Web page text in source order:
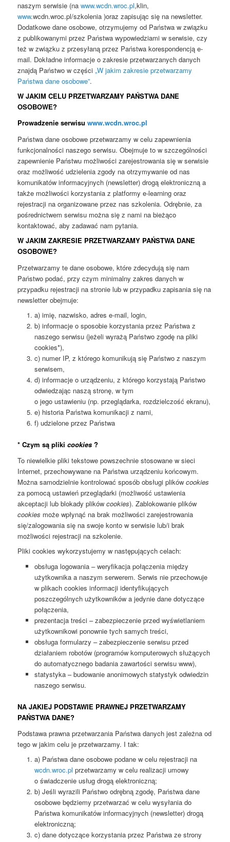
naszym serwisie (nawww.wcdn.wroc.pl,klin,
www.wcdn.wroc.pl/szkolenia )oraz zapisując się na newsletter.
Dodatkowe dane osobowe, otrzymujemy od Państwa w związku
z publikowanymi przez Państwa wypowiedziami w serwisie, czy
też w związku z przesyłaną przez Państwa korespondencją e-
mail. Dokładne informacje o zakresie przetwarzanych danych
znajdą Państwo w części„W jakim zakresie przetwarzamy
Państwa dane osobowe”.
W JAKIM CELU PRZETWARZAMY PAŃSTWA DANE
OSOBOWE?
Prowadzenie serwisuwww.wcdn.wroc.pl
Państwa dane osobowe przetwarzamy w celu zapewnienia
funkcjonalności naszego serwisu. Obejmuje to w szczególności
zapewnienie Państwu możliwości zarejestrowania się w serwisie
oraz możliwość udzielenia zgody na otrzymywanie od nas
komunikatów informacyjnych (newsletter) drogą elektroniczną a
także możliwości korzystania z platformy e-learning oraz
rejestracji na organizowane przez nas szkolenia. Odrębnie, za
pośrednictwem serwisu można się z nami na bieżąco
kontaktować, aby zadawać nam pytania.
W JAKIM ZAKRESIE PRZETWARZAMY PAŃSTWA DANE
OSOBOWE?
Przetwarzamy te dane osobowe, które zdecydują się nam
Państwo podać, przy czym minimalny zakres danych w
przypadku rejestracji na stronie lub w przypadku zapisania się na
newsletter obejmuje:
a) imię, nazwisko, adres e-mail, login,
b) informacje o sposobie korzystania przez Państwa z
naszego serwisu (jeżeli wyrażą Państwo zgodę na pliki
cookies*),
c) numer IP, z którego komunikują się Państwo z naszym
serwisem,
d) informacje o urządzeniu, z którego korzystają Państwo
odwiedzając naszą stronę, w tym
o jego ustawieniu (np. przeglądarka, rozdzielczość ekranu),
e) historia Państwa komunikacji z nami,
f) udzielone przez Państwa
* Czym są plikicookies?
To niewielkie pliki tekstowe powszechnie stosowane w sieci
Internet, przechowywane na Państwa urządzeniu końcowym.
Można samodzielnie kontrolować sposób obsługi plikówcookies
za pomocą ustawień przeglądarki (możliwość ustawienia
akceptacji lub blokady plikówcookies). Zablokowanie plików
cookies może wpłynąć na brak możliwości zarejestrowania
się/zalogowania się na swoje konto w serwisie lub/i brak
możliwości rejestracji na szkolenie.
Pliki cookies wykorzystujemy w następujących celach:
obsługa logowania – weryfikacja połączenia między
użytkownika a naszym serwerem. Serwis nie przechowuje
w plikach cookies informacji identyfikujących
poszczególnych użytkowników a jedynie dane dotyczące
połączenia,
prezentacja treści – zabezpieczenie przed wyświetlaniem
użytkownikowi ponownie tych samych treści,
obsługa formularzy – zabezpieczenie serwisu przed
działaniem robotów (programów komputerowych służących
do automatycznego badania zawartości serwisu www),
statystyka – budowanie anonimowych statystyk odwiedzin
naszego serwisu.
NA JAKIEJ PODSTAWIE PRAWNEJ PRZETWARZAMY
PAŃSTWA DANE?
Podstawa prawna przetwarzania Państwa danych jest zależna od
tego w jakim celu je przetwarzamy. I tak:
a) Państwa dane osobowe podane w celu rejestracji na
wcdn.wroc.pl przetwarzamy w celu realizacji umowy
o świadczenie usług drogą elektroniczną;
b) Jeśli wyrazili Państwo odrębną zgodę, Państwa dane
osobowe będziemy przetwarzać w celu wysyłania do
Państwa komunikatów informacyjnych (newsletter) drogą
elektroniczną;
c) dane dotyczące korzystania przez Państwa ze strony